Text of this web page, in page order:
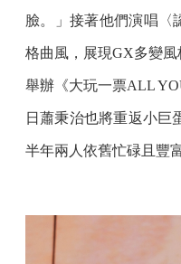
臉。」接著他們演唱〈
格曲風，展現GX多變
舉辦《大玩一票ALL
日蕭秉治也將重返小巨
半年兩人依舊忙碌且豐富